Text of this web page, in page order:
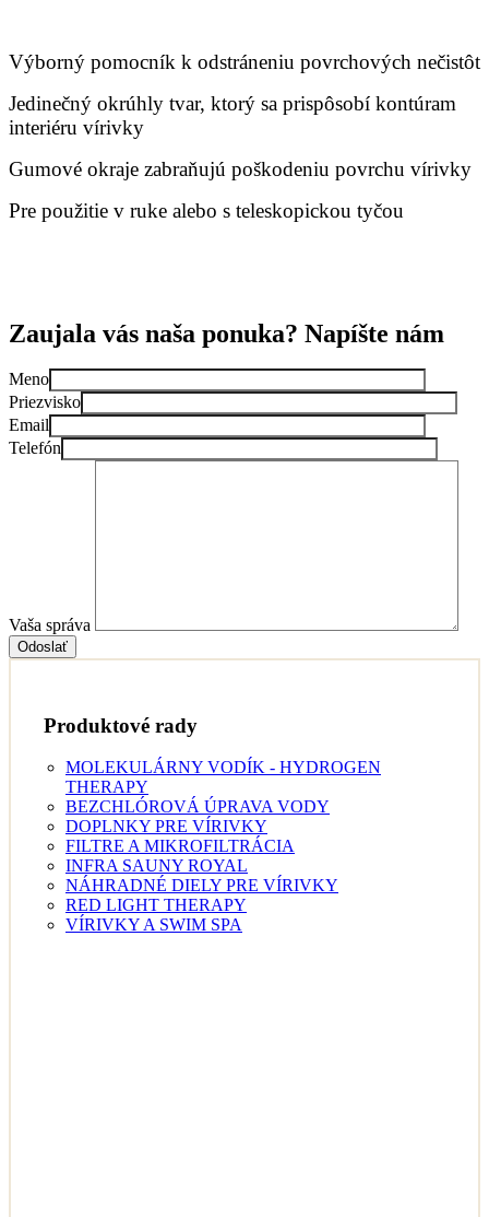
Výborný pomocník k odstráneniu povrchových nečistôt
Jedinečný okrúhly tvar, ktorý sa prispôsobí kontúram
interiéru vírivky
Gumové okraje zabraňujú poškodeniu povrchu vírivky
Pre použitie v ruke alebo s teleskopickou tyčou
Zaujala vás naša ponuka? Napíšte nám
Meno
Priezvisko
Email
Telefón
Vaša správa
Odoslať
Produktové rady
MOLEKULÁRNY VODÍK - HYDROGEN
THERAPY
BEZCHLÓROVÁ ÚPRAVA VODY
DOPLNKY PRE VÍRIVKY
FILTRE A MIKROFILTRÁCIA
INFRA SAUNY ROYAL
NÁHRADNÉ DIELY PRE VÍRIVKY
RED LIGHT THERAPY
VÍRIVKY A SWIM SPA